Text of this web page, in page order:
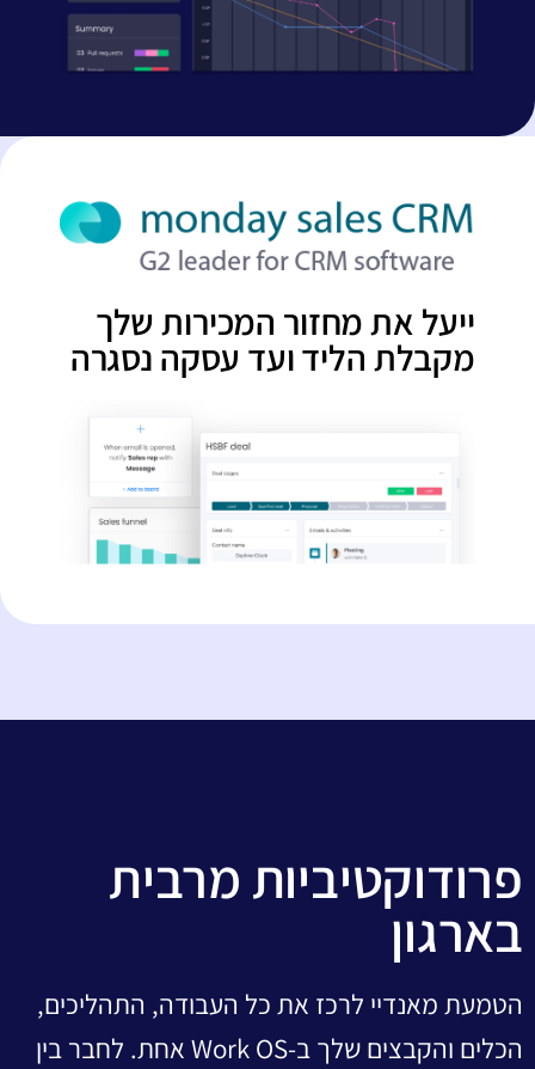
ייעל את מחזור המכירות שלך
מקבלת הליד ועד עסקה נסגרה
פרודוקטיביות מרבית
בארגון
הטמעת מאנדיי לרכז את כל העבודה, התהליכים,
הכלים והקבצים שלך ב-Work OS אחת. לחבר בין